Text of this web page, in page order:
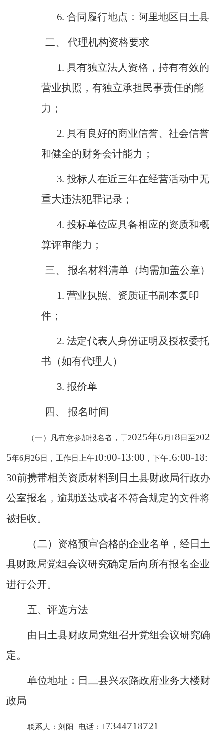
6.合同履行地点：阿里地区日土县
二、代理机构资格要求
1.具有独立法人资格，持有有效的
营业执照，有独立承担民事责任的能
力；
2.具有良好的商业信誉、社会信誉
和健全的财务会计能力；
3.投标人在近三年在经营活动中无
重大违法犯罪记录；
4.投标单位应具备相应的资质和概
算评审能力；
三、报名材料清单（均需加盖公章）
1.营业执照、资质证书副本复印
件；
2.法定代表人身份证明及授权委托
书（如有代理人）
3.报价单
四、报名时间
（一）凡有意参加报名者，于2025年6 月 18 日至202
5年6月26 日，工作日上午10:00-13:00 ，下午1 6:00-18:
30前携带相关资质材料到日土县财政局行政办
公室报名，逾期送达或者不符合规定的文件将
被拒收。
（二）资格预审合格的企业名单，经日土
县财政局党组会议研究确定后向所有报名企业
进行公开。
五、评选方法
由日土县财政局党组召开党组会议研究确
定。
单位地址：日土县兴农路政府业务大楼财
政局
联系人：刘阳 电话： 1 7344718721